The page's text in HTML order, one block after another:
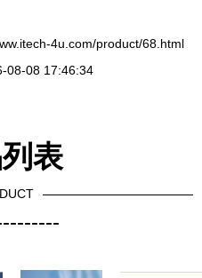
4u.com/product/68.html
08-08 17:46:34
表